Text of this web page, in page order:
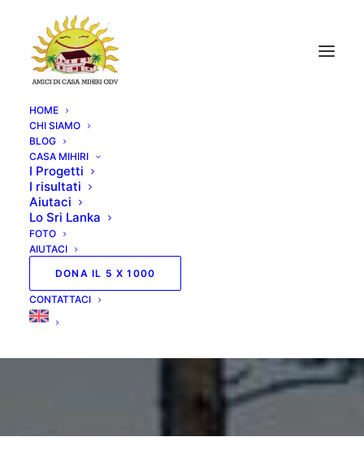
HOME
CHI SIAMO
BLOG
CASA MIHIRI
I Progetti
I risultati
Aiutaci
Lo Sri Lanka
FOTO
AIUTACI
DONA IL 5 X 1000
CONTATTACI